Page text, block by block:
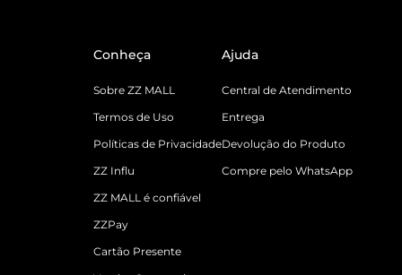
Conheça
Sobre ZZ MALL
Termos de Uso
Políticas de Privacidade
ZZ Influ
ZZ MALL é confiável
ZZPay
Cartão Presente
Ajuda
Central de Atendimento
Entrega
Devolução do Produto
Compre pelo WhatsApp